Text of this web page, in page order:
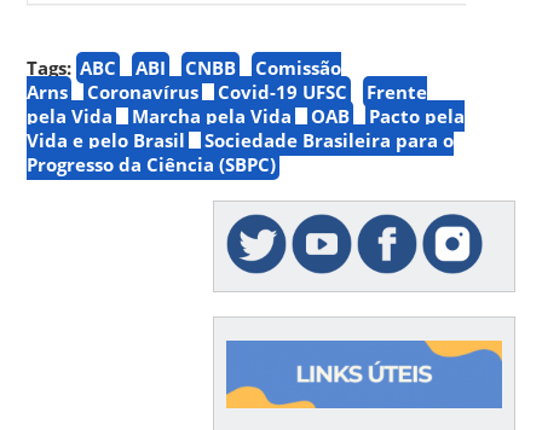
Tags: ABC ABI CNBB
Comissão
Arns
Coronavírus Covid-19 UFSC
Frente
pela Vida
Marcha pela Vida OAB
Pacto pela
Vida e pelo Brasil
Sociedade Brasileira para o
Progresso da Ciência (SBPC)